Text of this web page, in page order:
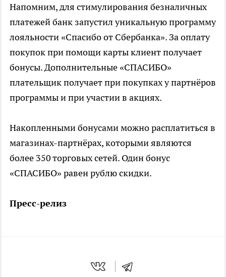
Напомним, для стимулирования безналичных
платежей банк запустил уникальную программу
лояльности «Спасибо от Сбербанка». За оплату
покупок при помощи карты клиент получает
бонусы. Дополнительные «СПАСИБО»
плательщик получает при покупках у партнёров
программы и при участии в акциях.
Накопленными бонусами можно расплатиться в
магазинах-партнёрах, которыми являются
более 350 торговых сетей. Один бонус
«СПАСИБО» равен рублю скидки.
Пресс-релиз